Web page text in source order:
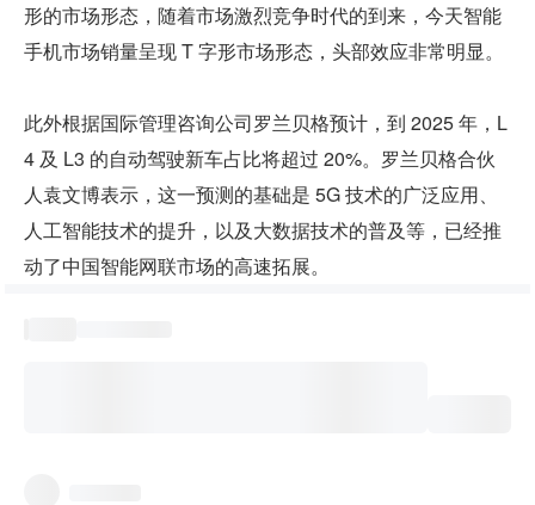
形的市场形态，随着市场激烈竞争时代的到来，今天智能
手机市场销量呈现 T 字形市场形态，头部效应非常明显。
此外根据国际管理咨询公司罗兰贝格预计，到 2025 年，L
4 及 L3 的自动驾驶新车占比将超过 20%。罗兰贝格合伙
人袁文博表示，这一预测的基础是 5G 技术的广泛应用、
人工智能技术的提升，以及大数据技术的普及等，已经推
动了中国智能网联市场的高速拓展。